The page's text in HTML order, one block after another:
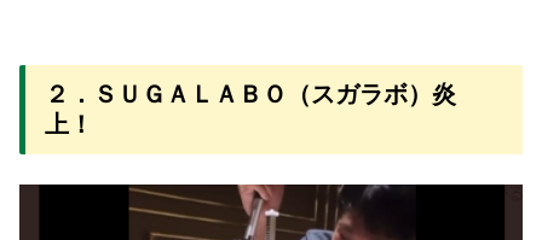
２．ＳＵＧＡＬＡＢＯ（スガラボ）炎
上！